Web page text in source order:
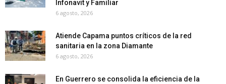
Infonavit y Familiar
6 agosto, 2026
Atiende Capama puntos críticos de la red
sanitaria en la zona Diamante
6 agosto, 2026
En Guerrero se consolida la eficiencia de la